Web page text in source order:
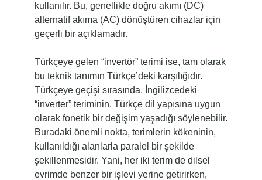
kullanılır. Bu, genellikle doğru akımı (DC)
alternatif akıma (AC) dönüştüren cihazlar için
geçerli bir açıklamadır.
Türkçeye gelen “invertör” terimi ise, tam olarak
bu teknik tanımın Türkçe’deki karşılığıdır.
Türkçeye geçişi sırasında, İngilizcedeki
“inverter” teriminin, Türkçe dil yapısına uygun
olarak fonetik bir değişim yaşadığı söylenebilir.
Buradaki önemli nokta, terimlerin kökeninin,
kullanıldığı alanlarla paralel bir şekilde
şekillenmesidir. Yani, her iki terim de dilsel
evrimde benzer bir işlevi yerine getirirken,